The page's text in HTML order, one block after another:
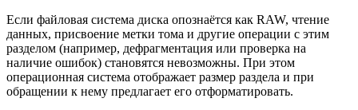
Если файловая система диска опознаётся как RAW, чтение
данных, присвоение метки тома и другие операции с этим
разделом (например, дефрагментация или проверка на
наличие ошибок) становятся невозможны. При этом
операционная система отображает размер раздела и при
обращении к нему предлагает его отформатировать.